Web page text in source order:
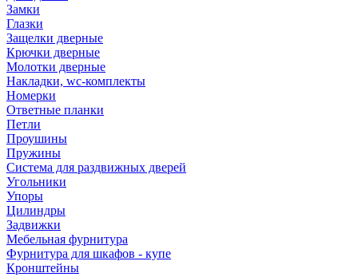
Замки
Глазки
Защелки дверные
Крючки дверные
Молотки дверные
Накладки, wc-комплекты
Номерки
Ответные планки
Петли
Проушины
Пружины
Система для раздвижных дверей
Угольники
Упоры
Цилиндры
Задвижки
Мебельная фурнитура
Фурнитура для шкафов - купе
Кронштейны